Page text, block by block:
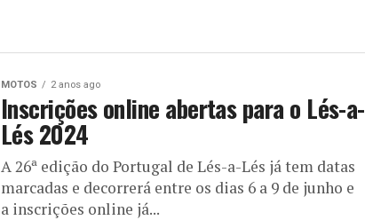
MOTOS 2 anos ago
Inscrições online abertas para o Lés-a-
Lés 2024
A 26ª edição do Portugal de Lés-a-Lés já tem datas
marcadas e decorrerá entre os dias 6 a 9 de junho e
a inscrições online já...